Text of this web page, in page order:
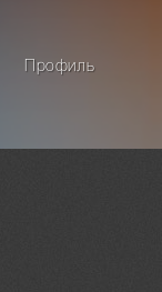
Профиль